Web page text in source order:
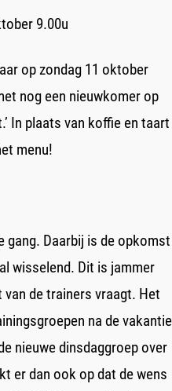
9.00u
op zondag 11 oktober
nog een nieuwkomer op
In plaats van koffie en taart
menu!
gang. Daarbij is de opkomst
wisselend. Dit is jammer
van de trainers vraagt. Het
na de vakantie
nieuwe dinsdaggroep over
er dan ook op dat de wens